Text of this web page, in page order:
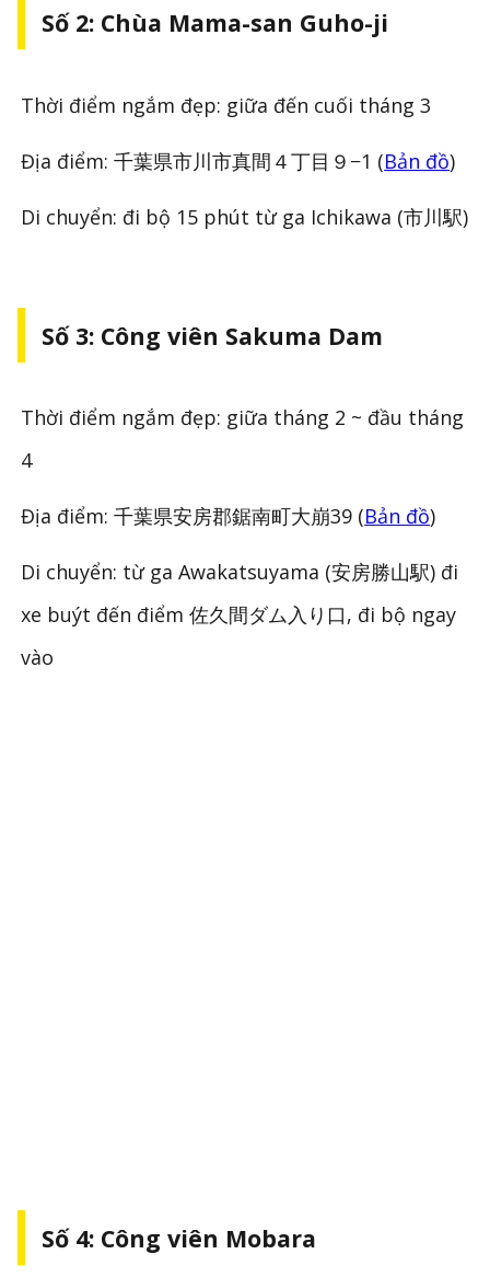
Số 2: Chùa Mama-san Guho-ji
Thời điểm ngắm đẹp: giữa đến cuối tháng 3
Địa điểm: 千葉県市川市真間４丁目９−1 (Bản đồ)
Di chuyển: đi bộ 15 phút từ ga Ichikawa (市川駅)
Số 3: Công viên Sakuma Dam
Thời điểm ngắm đẹp: giữa tháng 2 ~ đầu tháng
4
Địa điểm: 千葉県安房郡鋸南町大崩39 (Bản đồ)
Di chuyển: từ ga Awakatsuyama (安房勝山駅) đi
xe buýt đến điểm 佐久間ダム入り口, đi bộ ngay
vào
Số 4: Công viên Mobara